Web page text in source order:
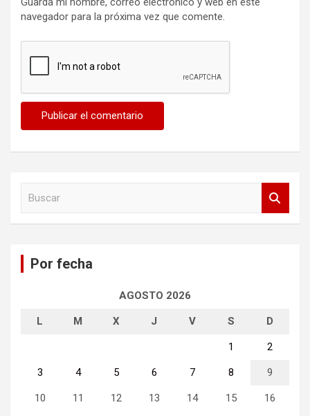
navegador para la próxima vez que comente.
Por fecha
AGOSTO 2026
L M X J V S D
1 2
3 4 5 6 7 8 9
10 11 12 13 14 15 16